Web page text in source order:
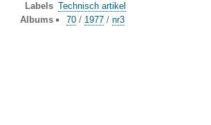
Labels Technisch artikel
Albums
70 / 1977 /nr3